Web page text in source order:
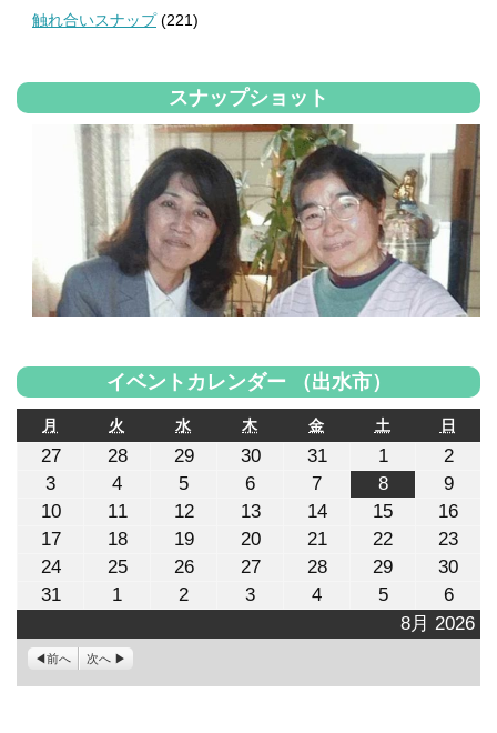
触れ合いスナップ(221)
スナップショット
イベントカレンダー （出水市）
8月 2026
月
曜
日
火
曜
日
水
曜
日
木木
曜
日
金金
曜
土土
曜
日
曜
272026
月
日
282026
日
292026
月
日
302026
月
日
31
月
日
1
年
8
月
日
22026
8
月
日
32026
年
8
月
日
42026
年
8
月
日
52026
年
8
月
日
62026
年
8
月
日
72026
年
8
月
日
82026
年
8
月
日
92026
年
8
月
日
102026
年
月
日
11
年
8
月
122026
8
月
132026
8
月
142026
8
月
152026
8
月
162026
8
月
172026
年
8
17
182026
年
8
18
192026
年
8
19
202026
年
20
21
年
8
21
222026
8
22
日
232026
8
23
日
242026
8
24
日
252026
25
日
262026
26
272026
27
282026
28
292026
月
29
302026
月
30
31
年
月
31
日
1
年
月
1
日
22026
年
日
32026
年
日
42026
年
日
52026
年
日
62026
年
9
日
前へ 次へ